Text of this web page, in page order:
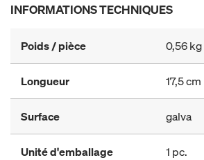
INFORMATIONS TECHNIQUES
Poids / pièce 0,56 kg
Longueur 17,5 cm
Surface galva
Unité d'emballage 1 pc.